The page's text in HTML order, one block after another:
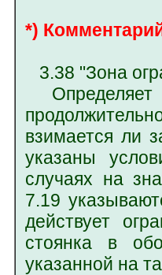
*)
3.38 "Зона
Определяет
взимается ли
указаны
случаях на
7.19
действует
стоянка в
указанной на